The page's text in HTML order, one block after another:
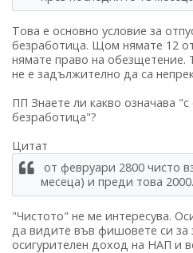
Това е основно условие за
безработица. Щом нямате 12
нямате право на обезщетение.
не е задължително да са
ПП Знаете ли какво означава "с
безработица"?
Цитат
от февруари 2800 чисто
месеца) и преди това 2000.
"Чистото" не ме интересува.
да видите във фишовете си за
осигурителен доход на НАП и